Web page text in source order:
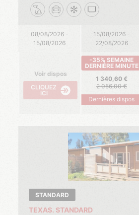
08/08/2026 -
15/08/2026
15/08/2026 -
22/08/2026
Voir dispos
CLIQUEZ
ICI
-35% SEMAINE
DERNIÈRE MINUTE
1 340,60
2 056,00
Dernières dispos
STANDARD
TEXAS. STANDARD